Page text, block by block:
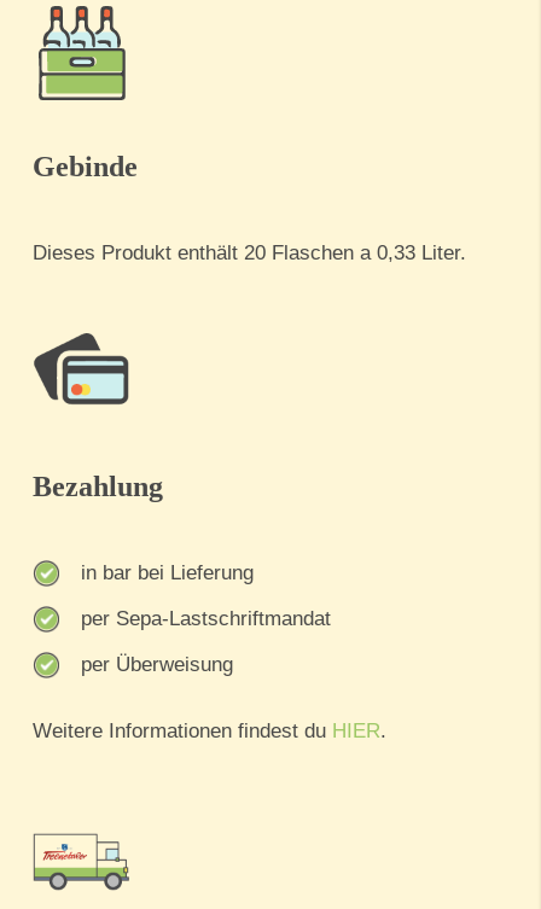
Gebinde
Dieses Produkt enthält 20 Flaschen a 0,33 Liter.
Bezahlung
in bar bei Lieferung
per Sepa-Lastschriftmandat
per Überweisung
Weitere Informationen findest du HIER.